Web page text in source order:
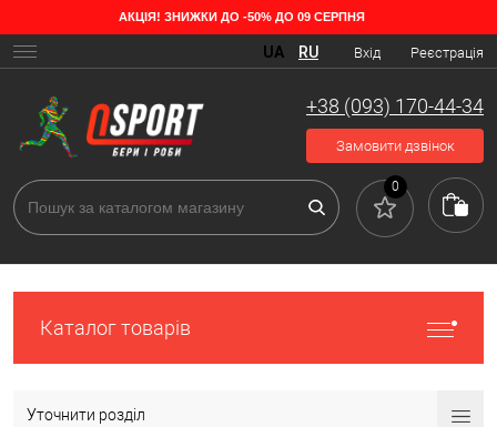
АКЦІЯ! ЗНИЖКИ ДО -50% ДО 09 СЕРПНЯ
Вхід Реєстрація
UA RU
+38 (093) 170-44-34
Замовити дзвінок
0
Каталог товарів
Уточнити розділ